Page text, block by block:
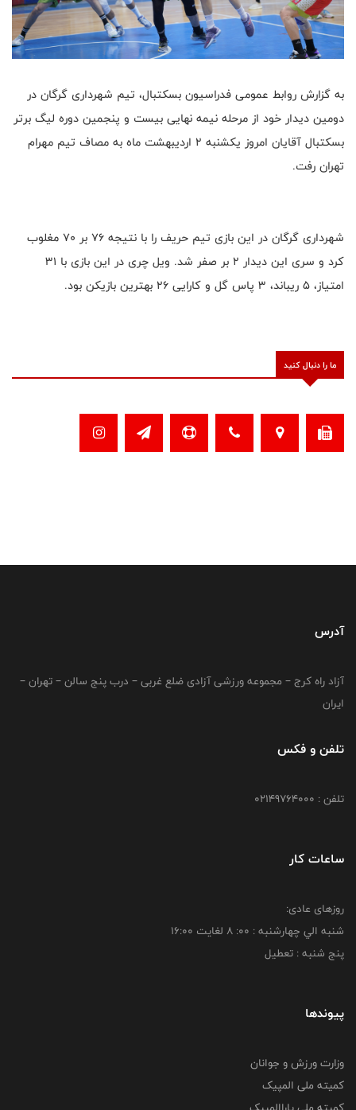
به گزارش روابط عمومی فدراسیون بسکتبال، تیم شهرداری گرگان در
دومین دیدار خود از مرحله نیمه نهایی بیست و پنجمین دوره لیگ برتر
بسکتبال آقایان امروز یکشنبه 2 اردیبهشت ماه به مصاف تیم مهرام
تهران رفت.
شهرداری گرگان در این بازی تیم حریف را با نتیجه 76 بر 70 مغلوب
کرد و سری این دیدار 2 بر صفر شد. ویل چری در این بازی با 31
امتیاز، 5 ریباند، 3 پاس گل و کارایی 26 بهترین بازیکن بود.
ما را دنبال کنید
آدرس
آزاد راه کرج – مجموعه ورزشی آزادی ضلع غربی – درب پنج سالن – تهران –
ایران
تلفن و فکس
تلفن : 02149764000
ساعات کار
روزهای عادی:
شنبه الي چهارشنبه : 00: 8 لغايت 16:00
پنج شنبه : تعطیل
پیوندها
وزارت ورزش و جوانان
کمیته ملی المپیک